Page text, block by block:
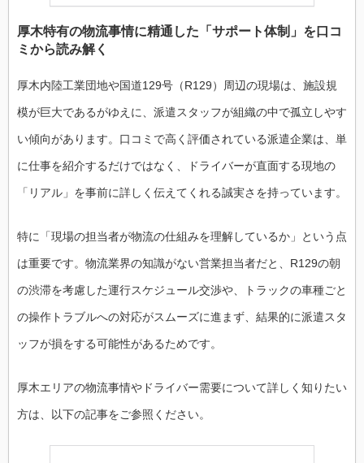
厚木特有の物流事情に精通した「サポート体制」を口コ
ミから読み解く
厚木内陸工業団地や国道129号（R129）周辺の現場は、施設規
模が巨大であるがゆえに、派遣スタッフが組織の中で孤立しやす
い傾向があります。口コミで高く評価されている派遣企業は、単
に仕事を紹介するだけではなく、ドライバーが直面する現地の
「リアル」を事前に詳しく伝えてくれる誠実さを持っています。
特に「現場の担当者が物流の仕組みを理解しているか」という点
は重要です。物流業界の知識がない営業担当者だと、R129の朝
の渋滞を考慮した運行スケジュール交渉や、トラックの車種ごと
の操作トラブルへの対応がスムーズに進まず、結果的に派遣スタ
ッフが損をする可能性があるためです。
厚木エリアの物流事情やドライバー需要について詳しく知りたい
方は、以下の記事をご参照ください。